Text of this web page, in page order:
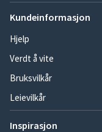
Kundeinformasjon
Hjelp
Verdt å vite
Bruksvilkår
Leievilkår
Inspirasjon